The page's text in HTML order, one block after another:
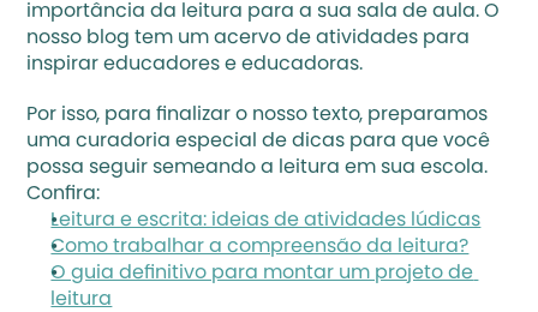
importância da leitura para a sua sala de aula. O
nosso blog tem um acervo de atividades para
inspirar educadores e educadoras.
Por isso, para finalizar o nosso texto, preparamos
uma curadoria especial de dicas para que você
possa seguir semeando a leitura em sua escola.
Confira:
Leitura e escrita: ideias de atividades lúdicas
Como trabalhar a compreensão da leitura?
O guia definitivo para montar um projeto de
leitura